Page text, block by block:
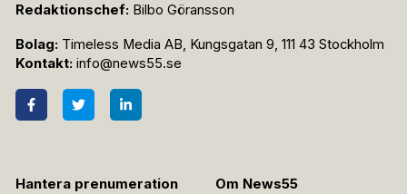
Redaktionschef: Bilbo Göransson
Bolag: Timeless Media AB, Kungsgatan 9, 111 43 Stockholm
Kontakt: info@news55.se
Hantera prenumeration
Om News55